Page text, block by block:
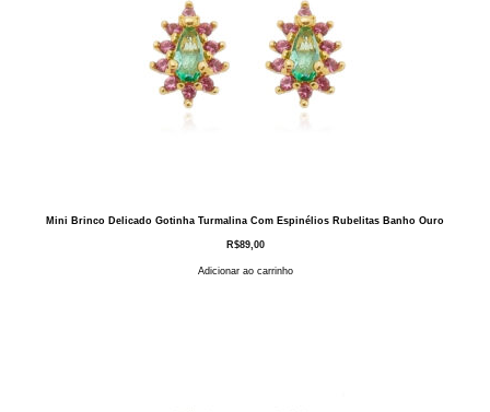
Mini Brinco Delicado Gotinha Turmalina Com Espinélios Rubelitas Banho Ouro
R$89,00
Adicionar ao carrinho